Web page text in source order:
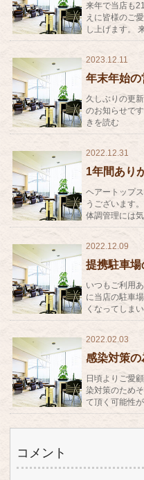
来年で当店も
えに皆様のご
し上げます。
2023.12.11
年末年始
久しぶりの更
のお知らせで
きを読む
2022.12.31
1年間あり
ヘアートップ
うございます
体調管理には
2022.12.09
提携駐車
いつもご利用
に当店の駐車
くなってしま
2022.02.03
感染対策
日頃よりご愛
染対策のため
て頂く可能性
コメント